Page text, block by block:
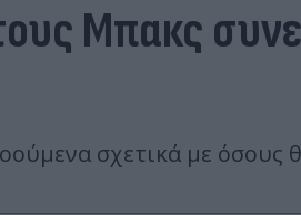
Μπακς
σχετικά με όσους